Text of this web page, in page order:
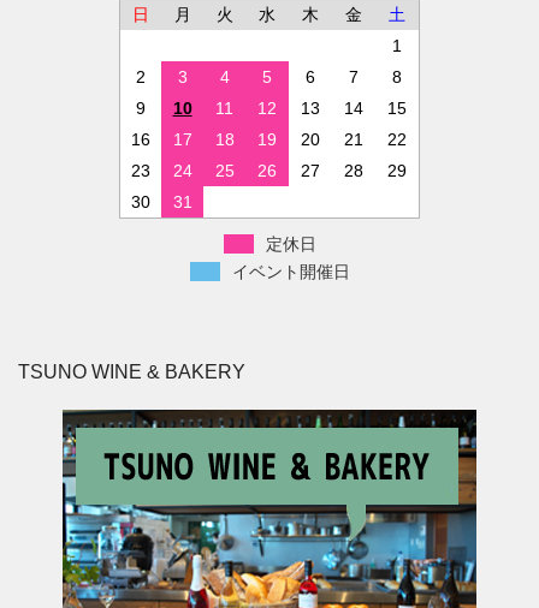
日
月 火 水 木 金
土
1
2
3 4 5 6 7
8
9
10 11 12 13 14
15
16
17 18 19 20 21
22
23
24 25 26 27 28
29
30
31
定休日
イベント開催日
TSUNO WINE & BAKERY